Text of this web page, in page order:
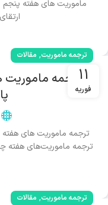
11
فوریه
ترجمه ماموریت, مقالات
ترجمه ماموریت, مقالات